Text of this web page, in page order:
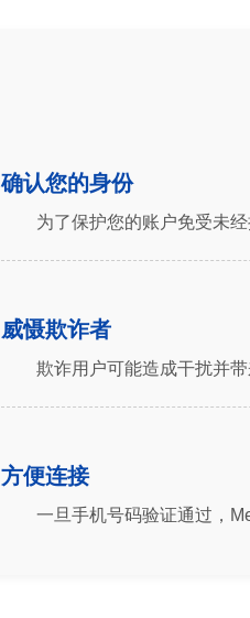
确认您的身份
为了保护您的账户免受未
威慑欺诈者
欺诈用户可能造成干扰并
方便连接
一旦手机号码验证通过，